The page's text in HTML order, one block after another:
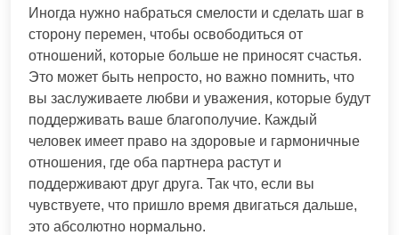
Иногда нужно набраться смелости и сделать шаг в
сторону перемен, чтобы освободиться от
отношений, которые больше не приносят счастья.
Это может быть непросто, но важно помнить, что
вы заслуживаете любви и уважения, которые будут
поддерживать ваше благополучие. Каждый
человек имеет право на здоровые и гармоничные
отношения, где оба партнера растут и
поддерживают друг друга. Так что, если вы
чувствуете, что пришло время двигаться дальше,
это абсолютно нормально.